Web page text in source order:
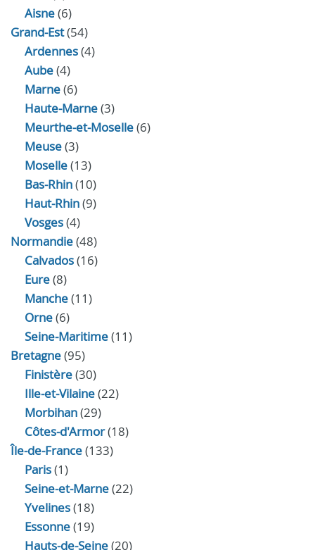
Aisne(6)
Grand-Est(54)
Ardennes(4)
Aube(4)
Marne(6)
Haute-Marne(3)
Meurthe-et-Moselle(6)
Meuse(3)
Moselle(13)
Bas-Rhin(10)
Haut-Rhin(9)
Vosges(4)
Normandie(48)
Calvados(16)
Eure(8)
Manche(11)
Orne(6)
Seine-Maritime(11)
Bretagne(95)
Finistère(30)
Ille-et-Vilaine(22)
Morbihan(29)
Côtes-d'Armor(18)
Île-de-France(133)
Paris(1)
Seine-et-Marne(22)
Yvelines(18)
Essonne(19)
Hauts-de-Seine(20)